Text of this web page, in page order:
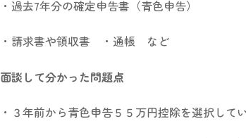
・過去7年分の確定申告書（青色申告）
・請求書や領収書 ・通帳 など
面談して分かった問題点
・３年前から青色申告５５万円控除を選択して